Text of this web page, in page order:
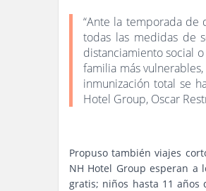
“Ante la temporada de
todas las medidas de
distanciamiento social
familia más
inmunización total se
Hotel Group, Oscar
Propuso también viajes
NH Hotel Group esperan a
gratis; niños hasta 11 años